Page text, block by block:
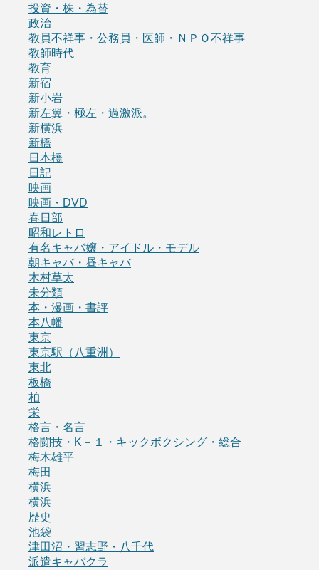
投資・株・為替
政治
教員不祥事・公務員・医師・ＮＰＯ不祥事
教師時代
教育
新宿
新小岩
新左翼・極左・過激派。
新横浜
新橋
日本橋
日記
映画
映画・DVD
春日部
昭和レトロ
有名キャバ嬢・アイドル・モデル
朝キャバ・昼キャバ
木村草太
未分類
本・漫画・書評
本八幡
東京
東京駅（八重洲）
東北
板橋
柏
栄
格言・名言
格闘技・K－１・キックボクシング・総合
梅木雄平
梅田
横浜
横浜
歴史
池袋
津田沼・習志野・八千代
派遣キャバクラ